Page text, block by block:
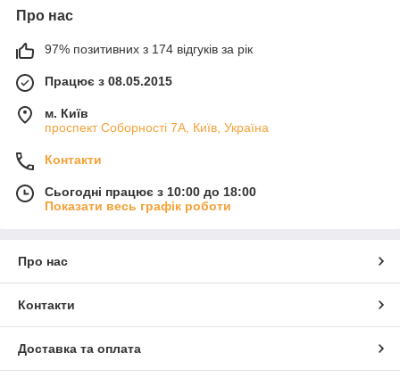
Про нас
97% позитивних з 174 відгуків за рік
Працює з 08.05.2015
м. Київ
проспект Соборності 7А, Київ, Україна
Контакти
Сьогодні працює з 10:00 до 18:00
Показати весь графік роботи
Про нас
Контакти
Доставка та оплата